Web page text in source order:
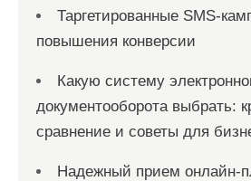
Таргетированные SMS-
повышения конверсии
Какую систему
документооборота выбрать:
сравнение и советы для
Надежный прием онлайн-